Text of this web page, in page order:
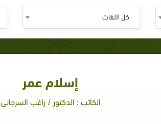
كل اللغات
إسلام عمر
الكاتب : الدكتور / راغب السرجانى